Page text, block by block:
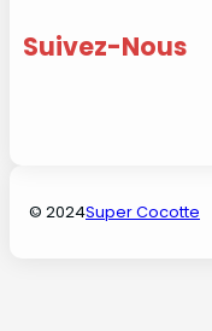
Suivez-Nous
© 2024Super Cocotte